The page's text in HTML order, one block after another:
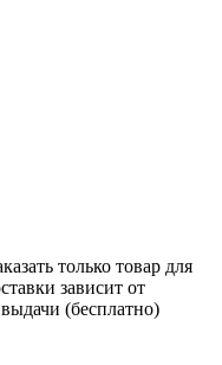
только товар для
зависит от
(бесплатно)